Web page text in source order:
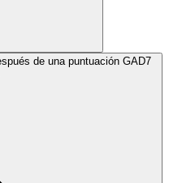
de una puntuación GAD7